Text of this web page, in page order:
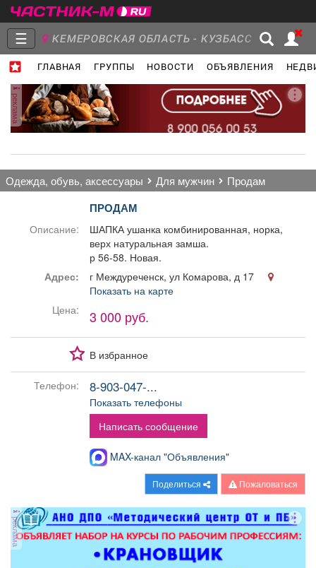
☰ КЕМЕРОВСКАЯ ОБЛАСТЬ - КУЗБАСС
ГЛАВНАЯ ГРУППЫ НОВОСТИ ОБЪЯВЛЕНИЯ
Главная
Группы Новости
Транспорт
Обучение
Поздравления
Я - пенсионер
реклама
одежда, обувь, аксессуары для мужчин продам
ПРОДАМ
Описание:
ШАПКА ушанка комбинированная, норка,
верх натуральная замша.
р 56-58. Новая.
Адрес:
г Междуреченск, ул Комарова, д 17
Показать на карте
Цена:
3 000 руб.
В избранное
Телефон: 8-903-047-...
Показать телефоны
Написать сообщение
MAX-канал "Объявления"
Поделиться Пожаловаться
реклама